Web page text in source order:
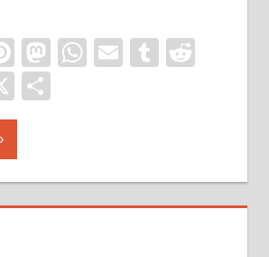
Pinterest
Mastodon
WhatsApp
EmailTumblr
X